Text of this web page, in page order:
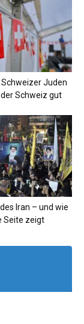
Schweizer Juden
Schweiz gut
Iran – und wie
Seite zeigt